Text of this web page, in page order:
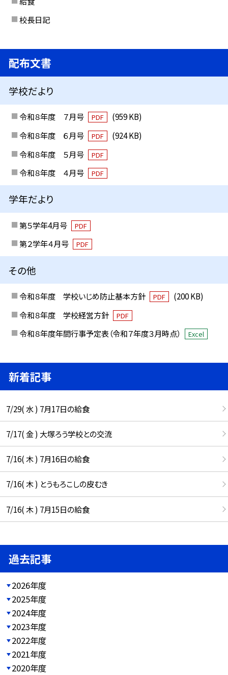
校長日記
配布文書
学校だより
令和８年度 ７月号 PDF
(959 KB)
令和８年度 ６月号
PDF
(924 KB)
令和８年度 ５月号
PDF
令和８年度 ４月号 PDF
学年だより
第５学年4月号 PDF
第２学年４月号 PDF
その他
令和８年度 学校いじめ防止基本方針 PDF
(200 KB)
令和８年度 学校経営方針
PDF
令和８年度年間行事予定表（令和７年度３月時点） Excel
新着記事
7/29( 水 ) 7月17日の給食
7/17( 金 ) 大塚ろう学校との交流
7/16( 木 ) 7月16日の給食
7/16( 木 ) とうもろこしの皮むき
7/16( 木 ) 7月15日の給食
過去記事
2026年度
2025年度
2024年度
2023年度
2022年度
2021年度
2020年度